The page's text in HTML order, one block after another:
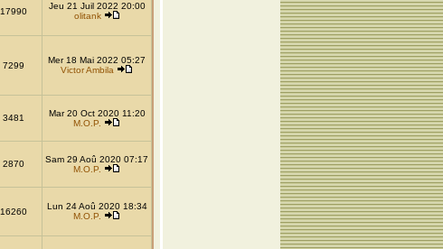
17990
Jeu 21 Juil 2022 20:00
olitank
7299
Mer 18 Mai 2022 05:27
Victor Ambila
3481
Mar 20 Oct 2020 11:20
M.O.P.
2870
Sam 29 Aoû 2020 07:17
M.O.P.
16260
Lun 24 Aoû 2020 18:34
M.O.P.